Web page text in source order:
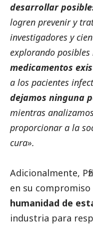
desarrollar
logren prevenir y
investigadores y
explorando posibles
medicamentos
a los pacientes
dejamos ninguna
mientras
proporcionar a la
cura».
Adicionalmente,
en su compromiso
humanidad de
industria para